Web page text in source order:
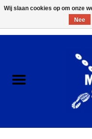
ACCESSOIRES/HARDWARE
KLEDING
Wij slaan cookies op om onze
Nee